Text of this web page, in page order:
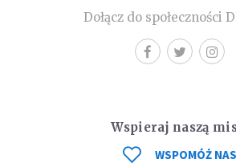
Dołącz do społeczności
Wspieraj naszą
WSPOMÓŻ NAS